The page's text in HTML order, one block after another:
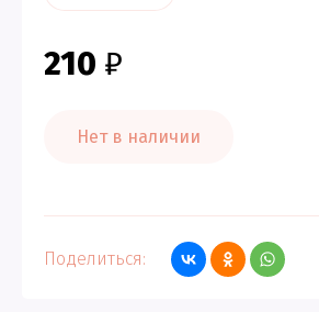
210 ₽
Нет в наличии
Поделиться: